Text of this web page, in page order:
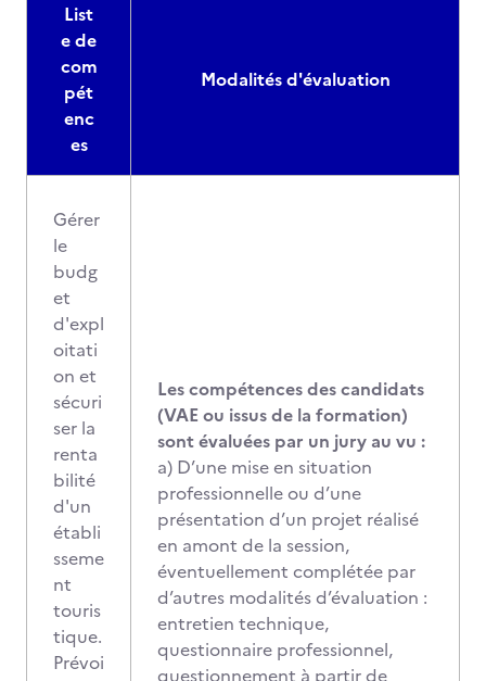
List
e de
com
pét
enc
es
Modalités d'évaluation
Gérer
le
budg
et
d'expl
oitati
on et
sécuri
ser la
renta
bilité
d'un
établi
sseme
nt
touris
tique.
Prévoi
Les compétences des candidats
(VAE ou issus de la formation)
sont évaluées par un jury au vu :
a) D’une mise en situation
professionnelle ou d’une
présentation d’un projet réalisé
en amont de la session,
éventuellement complétée par
d’autres modalités d’évaluation :
entretien technique,
questionnaire professionnel,
questionnement à partir de